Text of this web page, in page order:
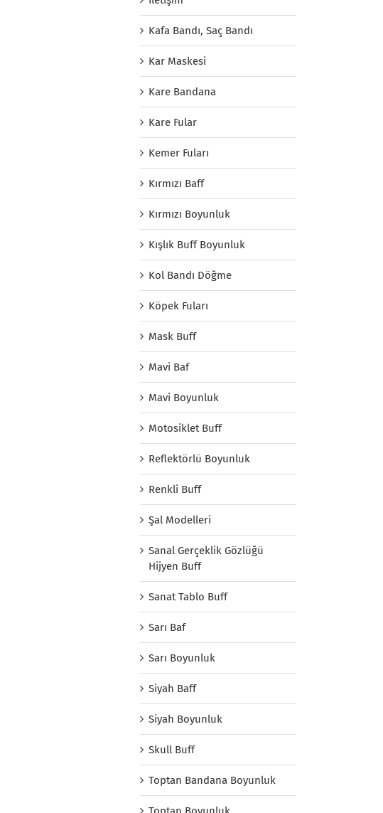
Kafa Bandı, Saç Bandı
Kar Maskesi
Kare Bandana
Kare Fular
Kemer Fuları
Kırmızı Baff
Kırmızı Boyunluk
Kışlık Buff Boyunluk
Kol Bandı Döğme
Köpek Fuları
Mask Buff
Mavi Baf
Mavi Boyunluk
Motosiklet Buff
Reflektörlü Boyunluk
Renkli Buff
Şal Modelleri
Sanal Gerçeklik Gözlüğü
Hijyen Buff
Sanat Tablo Buff
Sarı Baf
Sarı Boyunluk
Siyah Baff
Siyah Boyunluk
Skull Buff
Toptan Bandana Boyunluk